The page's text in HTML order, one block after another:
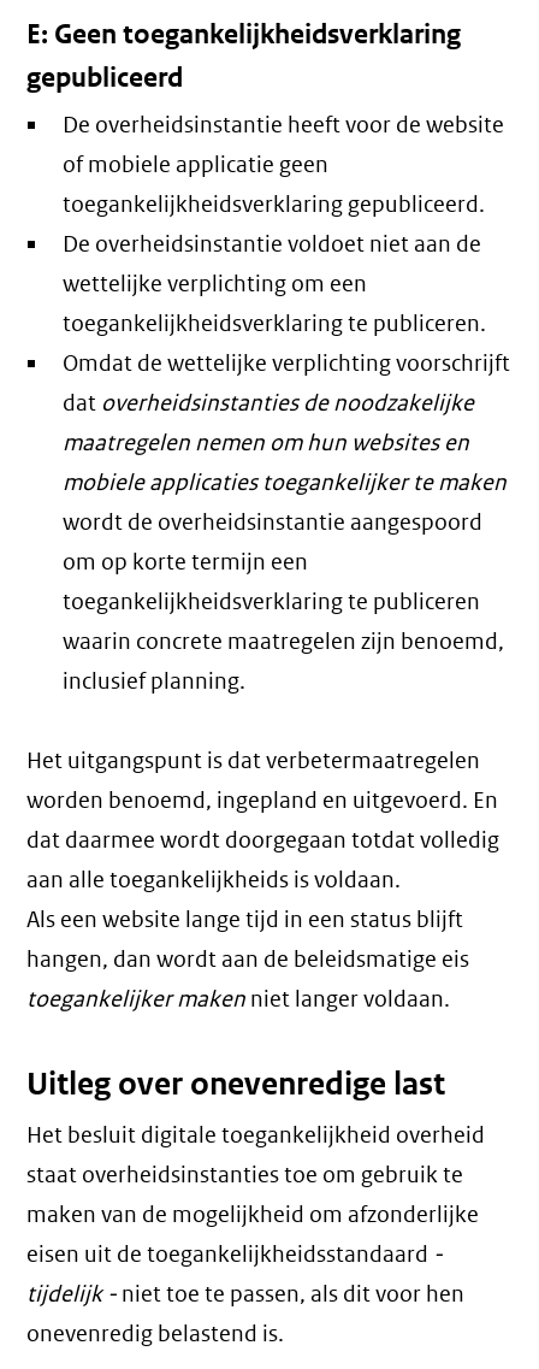
E: Geen toegankelijkheidsverklaring
gepubliceerd
De overheidsinstantie heeft voor de website
of mobiele applicatie geen
toegankelijkheidsverklaring gepubliceerd.
De overheidsinstantie voldoet niet aan de
wettelijke verplichting om een
toegankelijkheidsverklaring te publiceren.
Omdat de wettelijke verplichting voorschrijft
dat overheidsinstanties de noodzakelijke
maatregelen nemen om hun websites en
mobiele applicaties toegankelijker te maken
wordt de overheidsinstantie aangespoord
om op korte termijn een
toegankelijkheidsverklaring te publiceren
waarin concrete maatregelen zijn benoemd,
inclusief planning.
Het uitgangspunt is dat verbetermaatregelen
worden benoemd, ingepland en uitgevoerd. En
dat daarmee wordt doorgegaan totdat volledig
aan alle toegankelijkheids is voldaan.
Als een website lange tijd in een status blijft
hangen, dan wordt aan de beleidsmatige eis
toegankelijker maken niet langer voldaan.
Uitleg over onevenredige last
Het besluit digitale toegankelijkheid overheid
staat overheidsinstanties toe om gebruik te
maken van de mogelijkheid om afzonderlijke
eisen uit de toegankelijkheidsstandaard -
tijdelijk - niet toe te passen, als dit voor hen
onevenredig belastend is.